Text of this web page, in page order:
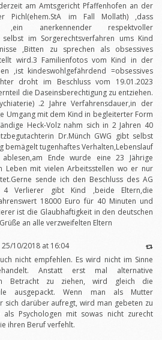
am Amtsgericht Pfaffenhofen an der
Pichl(ehem.StA im Fall Mollath) ,dass
,ein anerkennender respektvoller
selbst im Sorgerechtsverfahren ums Kind
,Bitten zu sprechen als obsessives
wird.3 Familienfotos vom Kind in der
,ist kindeswohlgefährdend =obsessives
droht im Beschluss vom 19.01.2023
die Daseinsberechtigung zu entziehen.
.2 Jahre Verfahrensdauer,in der
Umgang mit dem Kind in begleiterter Form
Heck-Volz nahm sich in 2 Jahren 40
Dr.Münch GWG gibt selbst
bemägelt tugenhaftes Verhalten,Lebenslauf
Ende wurde eine 23 Jährige
Leben mit vielen Arbeitsstellen wo er nur
sende ich den Beschluss des AG
Verlierer gibt Kind ,beide Eltern,die
18000 Euro für 40 Minuten und
ist die Glaubhaftigkeit in den deutschen
an alle verzweifelten Eltern
25/10/2018 at 16:04
nicht empfehlen. Es wird nicht im Sinne
Anstatt erst mal alternative
Betracht zu ziehen, wird gleich die
ausgepackt. Wenn man als Mutter
sich darüber aufregt, wird man gebeten zu
als Psychologen mit sowas nicht zurecht
ihren Beruf verfehlt.